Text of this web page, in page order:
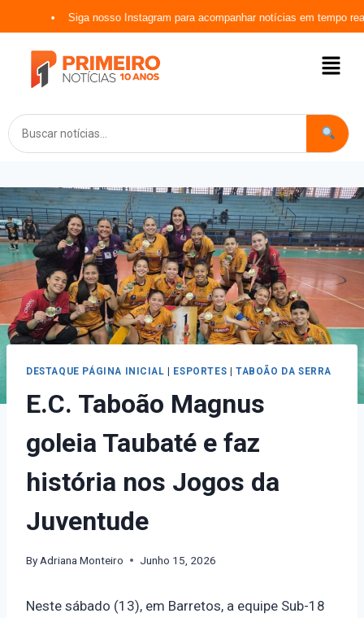
Siga nosso Instagram para acompanhar notícias em tempo real
DESTAQUE PÁGINA INICIAL ESPORTES |TABOÃO DA SERRA
E.C. Taboão Magnus
goleia Taubaté e faz
história nos Jogos da
Juventude
By Adriana Monteiro Junho 15, 2026
Neste sábado (13), em Barretos, a equipe Sub-18